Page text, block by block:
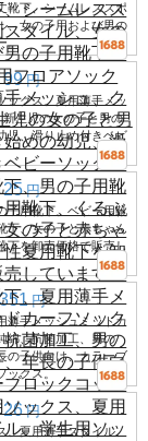
靴下、シームレススポ
、女の子用および男の
。
99 円
ックス、夏用薄手メッ
新生児の女の子と男の
児、滑り止め付きベビ
25 円
子用靴下、ベビー用靴
下、女の子と赤ちゃん
下を卸売価格で販売し
円
薄手メッシュミッドカ
綿、抗菌加工、男の
の子供向け、カラーブ
ックス。
26 円
、夏用薄手スタイル、